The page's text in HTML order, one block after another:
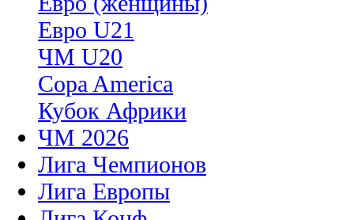
Евро U21
ЧМ U20
Copa America
Кубок Африки
ЧМ 2026
Лига Чемпионов
Лига Европы